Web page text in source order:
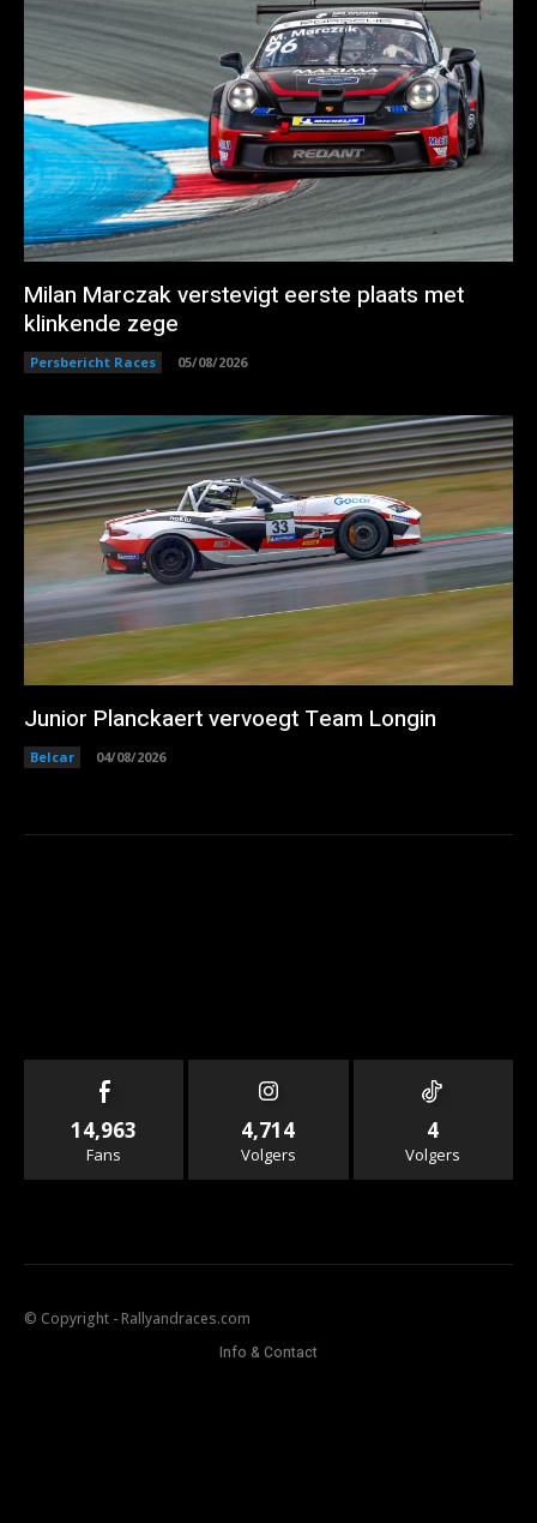
Milan Marczak verstevigt eerste plaats met
klinkende zege
Persbericht Races 05/08/2026
Junior Planckaert vervoegt Team Longin
Belcar 04/08/2026
14,963
Fans
4,714
Volgers
4
Volgers
© Copyright - Rallyandraces.com
Info & Contact